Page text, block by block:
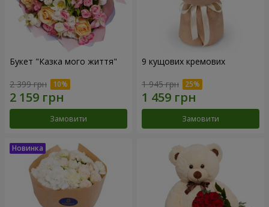
Букет "Казка мого життя"
2 399 грн
Замовити
9 кущових кремових
1 945 грн
Замовити